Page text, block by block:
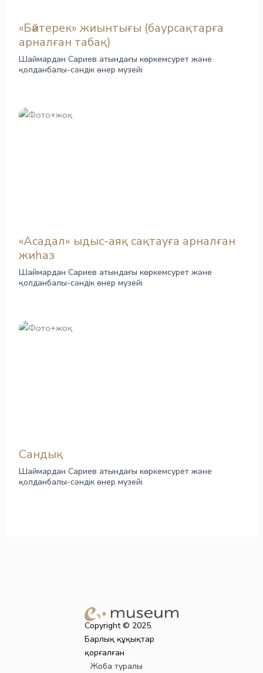
«Бәйтерек» жиынтығы (баурсақтарға
арналған табақ)
Шаймардан Сариев атындағы көркемсурет және
қолданбалы-сәндік өнер музейі
«Асадал» ыдыс-аяқ сақтауға арналған
жиһаз
Шаймардан Сариев атындағы көркемсурет және
қолданбалы-сәндік өнер музейі
Сандық
Шаймардан Сариев атындағы көркемсурет және
қолданбалы-сәндік өнер музейі
Copyright © 2025.
Барлық құқықтар
қорғалған
Жоба туралы